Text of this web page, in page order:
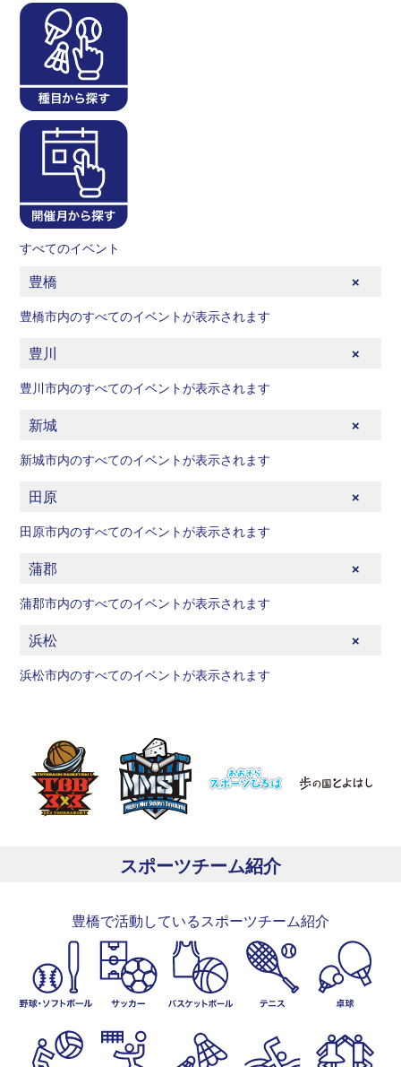
すべてのイベント
豊橋
豊橋市内のすべてのイベントが表示されます
豊川
豊川市内のすべてのイベントが表示されます
新城
新城市内のすべてのイベントが表示されます
田原
田原市内のすべてのイベントが表示されます
蒲郡
蒲郡市内のすべてのイベントが表示されます
浜松
浜松市内のすべてのイベントが表示されます
スポーツチーム紹介
豊橋で活動しているスポーツチーム紹介